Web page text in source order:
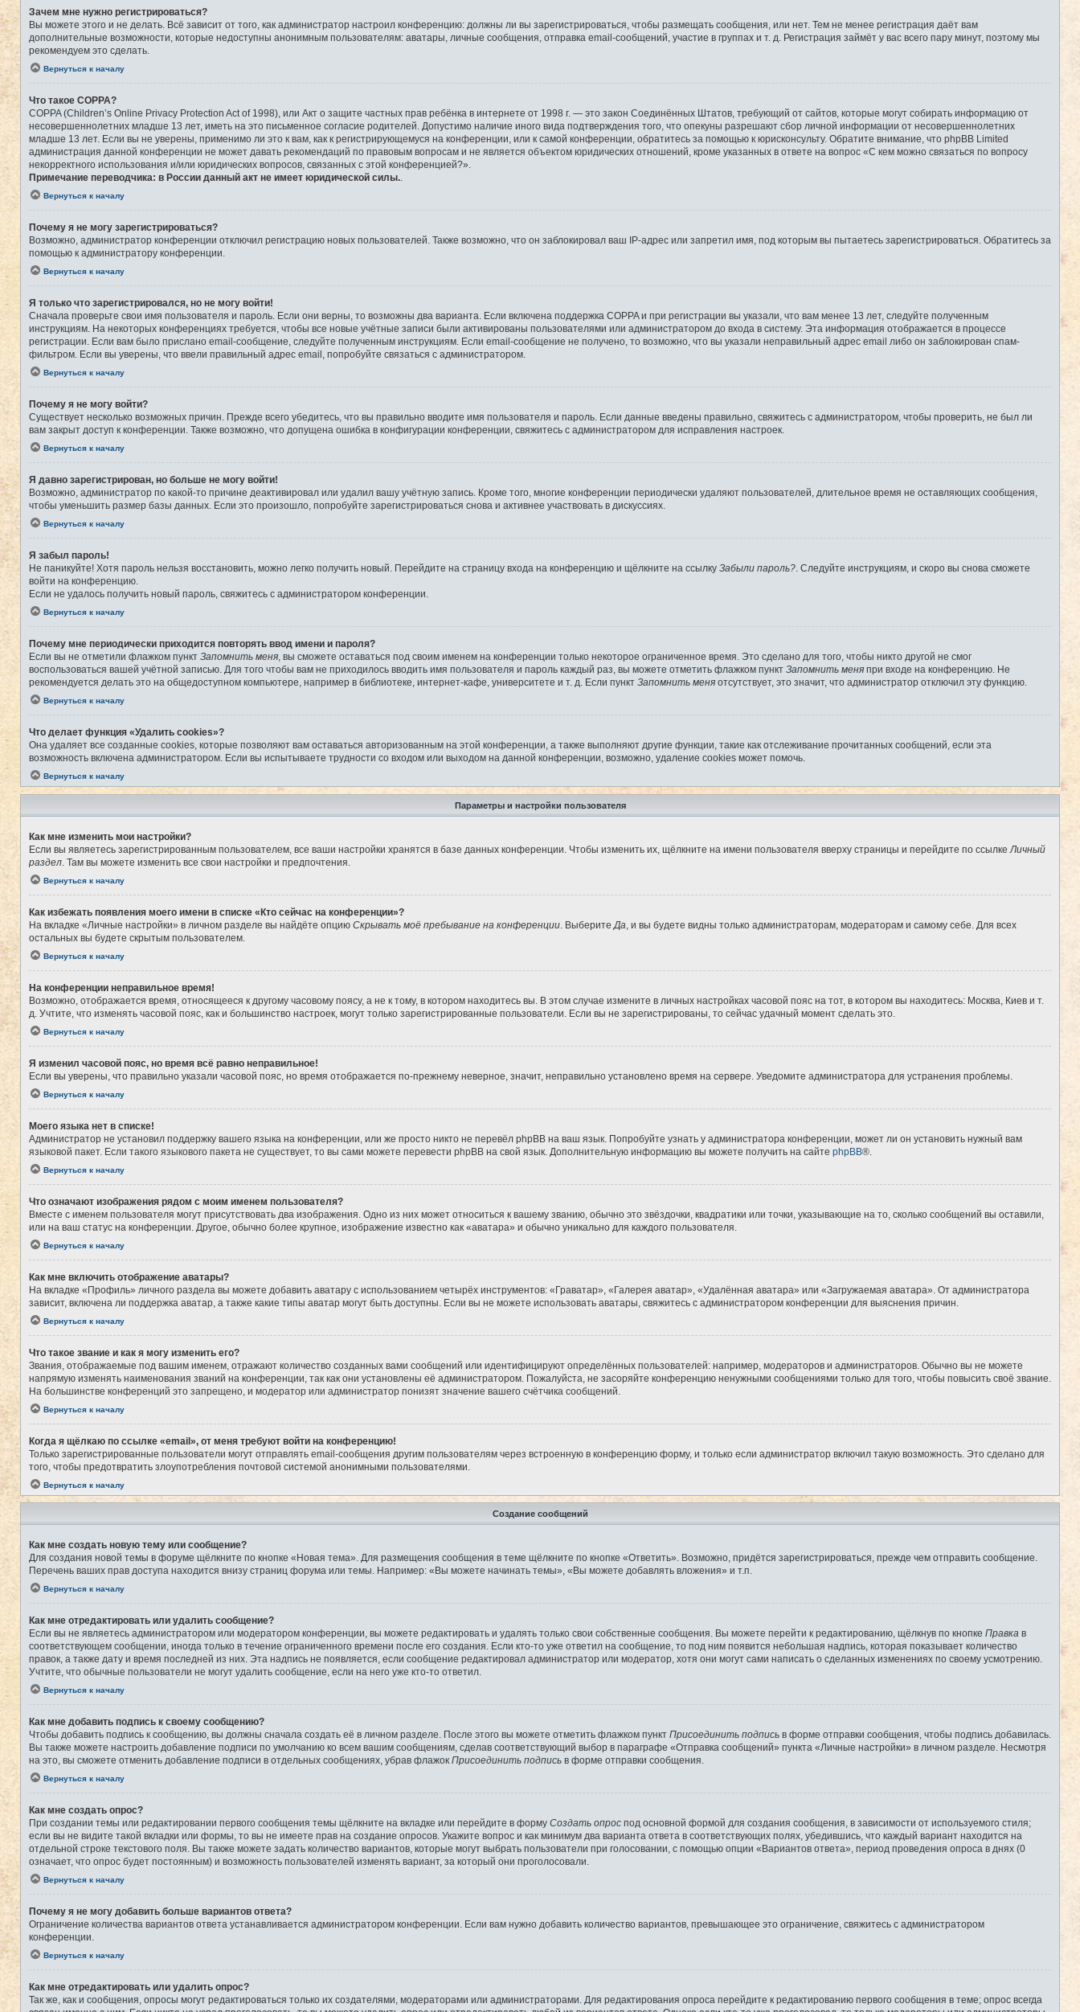
Зачем мне нужно регистрироваться?
Вы можете этого и не делать. Всё зависит от того, как администратор настроил конференцию: должны ли вы зарегистрироваться, чтобы размещать сообщения, или нет. Тем не менее регистрация даёт вам
дополнительные возможности, которые недоступны анонимным пользователям: аватары, личные сообщения, отправка email-сообщений, участие в группах и т. д. Регистрация займёт у вас всего пару минут, поэтому мы
рекомендуем это сделать.
Вернуться к началу
Что такое COPPA?
COPPA (Children’s Online Privacy Protection Act of 1998), или Акт о защите частных прав ребёнка в интернете от 1998 г. — это закон Соединённых Штатов, требующий от сайтов, которые могут собирать информацию от
несовершеннолетних младше 13 лет, иметь на это письменное согласие родителей. Допустимо наличие иного вида подтверждения того, что опекуны разрешают сбор личной информации от несовершеннолетних
младше 13 лет. Если вы не уверены, применимо ли это к вам, как к регистрирующемуся на конференции, или к самой конференции, обратитесь за помощью к юрисконсульту. Обратите внимание, что phpBB Limited
администрация данной конференции не может давать рекомендаций по правовым вопросам и не является объектом юридических отношений, кроме указанных в ответе на вопрос «С кем можно связаться по вопросу
некорректного использования и/или юридических вопросов, связанных с этой конференцией?».
Примечание переводчика: в России данный акт не имеет юридической силы.
Вернуться к началу
Почему я не могу зарегистрироваться?
Возможно, администратор конференции отключил регистрацию новых пользователей. Также возможно, что он заблокировал ваш IP-адрес или запретил имя, под которым вы пытаетесь зарегистрироваться. Обратитесь за
помощью к администратору конференции.
Вернуться к началу
Я только что зарегистрировался, но не могу войти!
Сначала проверьте свои имя пользователя и пароль. Если они верны, то возможны два варианта. Если включена поддержка COPPA и при регистрации вы указали, что вам менее 13 лет, следуйте полученным
инструкциям. На некоторых конференциях требуется, чтобы все новые учётные записи были активированы пользователями или администратором до входа в систему. Эта информация отображается в процессе
регистрации. Если вам было прислано email-сообщение, следуйте полученным инструкциям. Если email-сообщение не получено, то возможно, что вы указали неправильный адрес email либо он заблокирован спам-
фильтром. Если вы уверены, что ввели правильный адрес email, попробуйте связаться с администратором.
Вернуться к началу
Почему я не могу войти?
Существует несколько возможных причин. Прежде всего убедитесь, что вы правильно вводите имя пользователя и пароль. Если данные введены правильно, свяжитесь с администратором, чтобы проверить, не был ли
вам закрыт доступ к конференции. Также возможно, что допущена ошибка в конфигурации конференции, свяжитесь с администратором для исправления настроек.
Вернуться к началу
Я давно зарегистрирован, но больше не могу войти!
Возможно, администратор по какой-то причине деактивировал или удалил вашу учётную запись. Кроме того, многие конференции периодически удаляют пользователей, длительное время не оставляющих сообщения,
чтобы уменьшить размер базы данных. Если это произошло, попробуйте зарегистрироваться снова и активнее участвовать в дискуссиях.
Вернуться к началу
Я забыл пароль!
Не паникуйте! Хотя пароль нельзя восстановить, можно легко получить новый. Перейдите на страницу входа на конференцию и щёлкните на ссылку Забыли пароль? . Следуйте инструкциям, и скоро вы снова сможете
войти на конференцию.
Если не удалось получить новый пароль, свяжитесь с администратором конференции.
Вернуться к началу
Почему мне периодически приходится повторять ввод имени и пароля?
Если вы не отметили флажком пункт Запомнить меня , вы сможете оставаться под своим именем на конференции только некоторое ограниченное время. Это сделано для того, чтобы никто другой не смог
воспользоваться вашей учётной записью. Для того чтобы вам не приходилось вводить имя пользователя и пароль каждый раз, вы можете отметить флажком пункт Запомнить меня при входе на конференцию. Не
рекомендуется делать это на общедоступном компьютере, например в библиотеке, интернет-кафе, университете и т. д. Если пункт Запомнить меня отсутствует, это значит, что администратор отключил эту функцию.
Вернуться к началу
Что делает функция «Удалить cookies»?
Она удаляет все созданные cookies, которые позволяют вам оставаться авторизованным на этой конференции, а также выполняют другие функции, такие как отслеживание прочитанных сообщений, если эта
возможность включена администратором. Если вы испытываете трудности со входом или выходом на данной конференции, возможно, удаление cookies может помочь.
Вернуться к началу
Параметры и настройки пользователя
Как мне изменить мои настройки?
Если вы являетесь зарегистрированным пользователем, все ваши настройки хранятся в базе данных конференции. Чтобы изменить их, щёлкните на имени пользователя вверху страницы и перейдите по ссылке Личный
раздел . Там вы можете изменить все свои настройки и предпочтения.
Вернуться к началу
Как избежать появления моего имени в списке «Кто сейчас на конференции»?
На вкладке «Личные настройки» в личном разделе вы найдёте опцию Скрывать моё пребывание на конференции . Выберите Да , и вы будете видны только администраторам, модераторам и самому себе. Для всех
остальных вы будете скрытым пользователем.
Вернуться к началу
На конференции неправильное время!
Возможно, отображается время, относящееся к другому часовому поясу, а не к тому, в котором находитесь вы. В этом случае измените в личных настройках часовой пояс на тот, в котором вы находитесь: Москва, Киев и т.
д. Учтите, что изменять часовой пояс, как и большинство настроек, могут только зарегистрированные пользователи. Если вы не зарегистрированы, то сейчас удачный момент сделать это.
Вернуться к началу
Я изменил часовой пояс, но время всё равно неправильное!
Если вы уверены, что правильно указали часовой пояс, но время отображается по-прежнему неверное, значит, неправильно установлено время на сервере. Уведомите администратора для устранения проблемы.
Вернуться к началу
Моего языка нет в списке!
Администратор не установил поддержку вашего языка на конференции, или же просто никто не перевёл phpBB на ваш язык. Попробуйте узнать у администратора конференции, может ли он установить нужный вам
языковой пакет. Если такого языкового пакета не существует, то вы сами можете перевести phpBB на свой язык. Дополнительную информацию вы можете получить на сайте phpBB®.
Вернуться к началу
Что означают изображения рядом с моим именем пользователя?
Вместе с именем пользователя могут присутствовать два изображения. Одно из них может относиться к вашему званию, обычно это звёздочки, квадратики или точки, указывающие на то, сколько сообщений вы оставили,
или на ваш статус на конференции. Другое, обычно более крупное, изображение известно как «аватара» и обычно уникально для каждого пользователя.
Вернуться к началу
Как мне включить отображение аватары?
На вкладке «Профиль» личного раздела вы можете добавить аватару с использованием четырёх инструментов: «Граватар», «Галерея аватар», «Удалённая аватара» или «Загружаемая аватара». От администратора
зависит, включена ли поддержка аватар, а также какие типы аватар могут быть доступны. Если вы не можете использовать аватары, свяжитесь с администратором конференции для выяснения причин.
Вернуться к началу
Что такое звание и как я могу изменить его?
Звания, отображаемые под вашим именем, отражают количество созданных вами сообщений или идентифицируют определённых пользователей: например, модераторов и администраторов. Обычно вы не можете
напрямую изменять наименования званий на конференции, так как они установлены её администратором. Пожалуйста, не засоряйте конференцию ненужными сообщениями только для того, чтобы повысить своё звание.
На большинстве конференций это запрещено, и модератор или администратор понизят значение вашего счётчика сообщений.
Вернуться к началу
Когда я щёлкаю по ссылке «email», от меня требуют войти на конференцию!
Только зарегистрированные пользователи могут отправлять email-сообщения другим пользователям через встроенную в конференцию форму, и только если администратор включил такую возможность. Это сделано для
того, чтобы предотвратить злоупотребления почтовой системой анонимными пользователями.
Вернуться к началу
Создание сообщений
Как мне создать новую тему или сообщение?
Для создания новой темы в форуме щёлкните по кнопке «Новая тема». Для размещения сообщения в теме щёлкните по кнопке «Ответить». Возможно, придётся зарегистрироваться, прежде чем отправить сообщение.
Перечень ваших прав доступа находится внизу страниц форума или темы. Например: «Вы можете начинать темы», «Вы можете добавлять вложения» и т.п.
Вернуться к началу
Как мне отредактировать или удалить сообщение?
Если вы не являетесь администратором или модератором конференции, вы можете редактировать и удалять только свои собственные сообщения. Вы можете перейти к редактированию, щёлкнув по кнопке Правка в
соответствующем сообщении, иногда только в течение ограниченного времени после его создания. Если кто-то уже ответил на сообщение, то под ним появится небольшая надпись, которая показывает количество
правок, а также дату и время последней из них. Эта надпись не появляется, если сообщение редактировал администратор или модератор, хотя они могут сами написать о сделанных изменениях по своему усмотрению.
Учтите, что обычные пользователи не могут удалить сообщение, если на него уже кто-то ответил.
Вернуться к началу
Как мне добавить подпись к своему сообщению?
Чтобы добавить подпись к сообщению, вы должны сначала создать её в личном разделе. После этого вы можете отметить флажком пункт Присоединить подпись в форме отправки сообщения, чтобы подпись добавилась.
Вы также можете настроить добавление подписи по умолчанию ко всем вашим сообщениям, сделав соответствующий выбор в параграфе «Отправка сообщений» пункта «Личные настройки» в личном разделе. Несмотря
на это, вы сможете отменить добавление подписи в отдельных сообщениях, убрав флажок Присоединить подпись в форме отправки сообщения.
Вернуться к началу
Как мне создать опрос?
При создании темы или редактировании первого сообщения темы щёлкните на вкладке или перейдите в форму Создать опрос под основной формой для создания сообщения, в зависимости от используемого стиля;
если вы не видите такой вкладки или формы, то вы не имеете прав на создание опросов. Укажите вопрос и как минимум два варианта ответа в соответствующих полях, убедившись, что каждый вариант находится на
отдельной строке текстового поля. Вы также можете задать количество вариантов, которые могут выбрать пользователи при голосовании, с помощью опции «Вариантов ответа», период проведения опроса в днях (0
означает, что опрос будет постоянным) и возможность пользователей изменять вариант, за который они проголосовали.
Вернуться к началу
Почему я не могу добавить больше вариантов ответа?
Ограничение количества вариантов ответа устанавливается администратором конференции. Если вам нужно добавить количество вариантов, превышающее это ограничение, свяжитесь с администратором
конференции.
Вернуться к началу
Как мне отредактировать или удалить опрос?
Так же, как и сообщения, опросы могут редактироваться только их создателями, модераторами или администраторами. Для редактирования опроса перейдите к редактированию первого сообщения в теме; опрос всегда